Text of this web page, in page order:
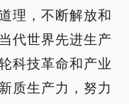
理，不断解放和
代世界先进生产
科技革命和产业
质生产力，努力